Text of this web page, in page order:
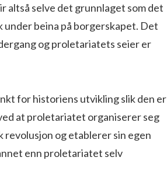
altså selve det grunnlaget som det
beina på borgerskapet. Det
og proletariatets seier er
for historiens utvikling slik den er
at proletariatet organiserer seg
revolusjon og etablerer sin egen
enn proletariatet selv